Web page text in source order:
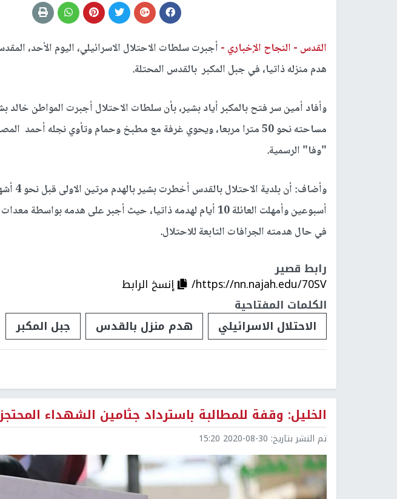
القدس - النجاح الإخباري - أجبرت سلطات الاحتلال الاسرائيلي، اليوم الأحد،
هدم منزله ذاتيا، في جبل المكبر بالقدس المحتلة.
وأفاد أمين سر فتح بالمكبر أياد بشير، بأن سلطات الاحتلال أجبرت المواطن خالد
مساحته نحو 50 مترا مربعا، ويحوي غرفة مع مطبخ وحمام وتأوي نجله أحمد
"وفا" الرسمية.
وأضاف: أن
أسبوعين وأمهلت العائلة 10 أيام لهدمه ذاتيا، حيث أجبر على هدمه
في حال هدمته الجرافات التابعة للاحتلال.
رابط قصير
https://nn.najah.edu/70SV/
إنسخ الرابط
الكلمات المفتاحية
الاحتلال الاسرائيلي
هدم منزل بالقدس جبل المكبر
الخليل: وقفة للمطالبة باسترداد جثامين الشهداء
تم النشر بتاريخ: 2020-08-30 15:20